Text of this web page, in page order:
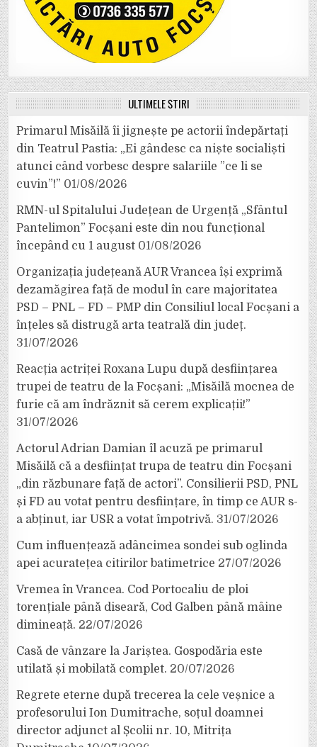
ULTIMELE ȘTIRI
Primarul Misăilă îi jignește pe actorii îndepărtați
din Teatrul Pastia: „Ei gândesc ca niște socialiști
atunci când vorbesc despre salariile ”ce li se
cuvin”!” 01/08/2026
RMN-ul Spitalului Județean de Urgență „Sfântul
Pantelimon” Focșani este din nou funcțional
începând cu 1 august 01/08/2026
Organizația județeană AUR Vrancea își exprimă
dezamăgirea față de modul în care majoritatea
PSD – PNL – FD – PMP din Consiliul local Focșani a
înțeles să distrugă arta teatrală din județ.
31/07/2026
Reacția actriței Roxana Lupu după desființarea
trupei de teatru de la Focșani: „Misăilă mocnea de
furie că am îndrăznit să cerem explicații!”
31/07/2026
Actorul Adrian Damian îl acuză pe primarul
Misăilă că a desființat trupa de teatru din Focșani
„din răzbunare față de actori”. Consilierii PSD, PNL
și FD au votat pentru desființare, în timp ce AUR s-
a abținut, iar USR a votat împotrivă. 31/07/2026
Cum influențează adâncimea sondei sub oglinda
apei acuratețea citirilor batimetrice 27/07/2026
Vremea în Vrancea. Cod Portocaliu de ploi
torențiale până diseară, Cod Galben până mâine
dimineață. 22/07/2026
Casă de vânzare la Jariștea. Gospodăria este
utilată și mobilată complet. 20/07/2026
Regrete eterne după trecerea la cele veșnice a
profesorului Ion Dumitrache, soțul doamnei
director adjunct al Școlii nr. 10, Mitrița